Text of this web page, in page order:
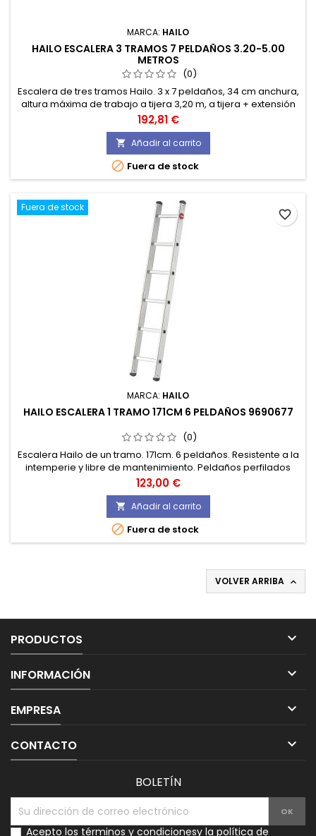
MARCA: HAILO
HAILO ESCALERA 3 TRAMOS 7 PELDAÑOS 3.20-5.00
METROS
(0)
Escalera de tres tramos Hailo. 3 x 7 peldaños, 34 cm anchura,
altura máxima de trabajo a tijera 3,20 m, a tijera + extensión
3,75 m, extendida 4,87 m. Soporta un peso de 150 kg.
Precio
192,81 €
 Añadir al carrito
 Fuera de stock
Fuera de stock
MARCA: HAILO
HAILO ESCALERA 1 TRAMO 171CM 6 PELDAÑOS 9690677
(0)
Escalera Hailo de un tramo. 171cm. 6 peldaños. Resistente a la
intemperie y libre de mantenimiento. Peldaños perfilados
longitudinales y transversales. Ancho encinas y peldaños.
Precio
123,00 €
 Añadir al carrito
 Fuera de stock
favorite_border
VOLVER ARRIBA 
PRODUCTOS 
INFORMACIÓN 
EMPRESA 
CONTACTO 
BOLETÍN
Acepto los términos y condicionesy la política de